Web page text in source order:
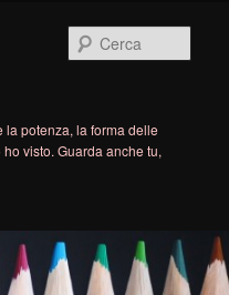
potenza, la forma delle
visto. Guarda anche tu,